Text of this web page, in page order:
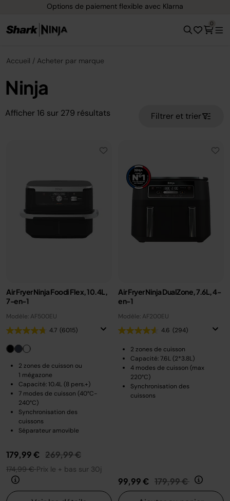
paiement flexible avec Klarna
0
Accueil Acheter par marque
Ninja
Afficher 16 sur 279 résultats Filtrer et trier
Air Fryer Ninja Foodi Flex, 10.4L,
7-en-1
Modèle: AF500EU
4.7 (6015)
2 zones de cuisson ou
1 mégazone
Capacité: 10.4L (8 pers.+)
7 modes de cuisson (40°C-
240°C)
Synchronisation des
cuissons
Séparateur amovible
179,99 € Prix réduit de
269,99 €au
174,99 €Prix le + bas sur 30j
Air Fryer Ninja DualZone, 7.6L, 4-
en-1
Modèle: AF200EU
4.6 (294)
2 zones de cuisson
Capacité: 7.6L (2*3.8L)
4 modes de cuisson (max
220°C)
Synchronisation des
cuissons
99,99 € Prix réduit de
179,99 € au